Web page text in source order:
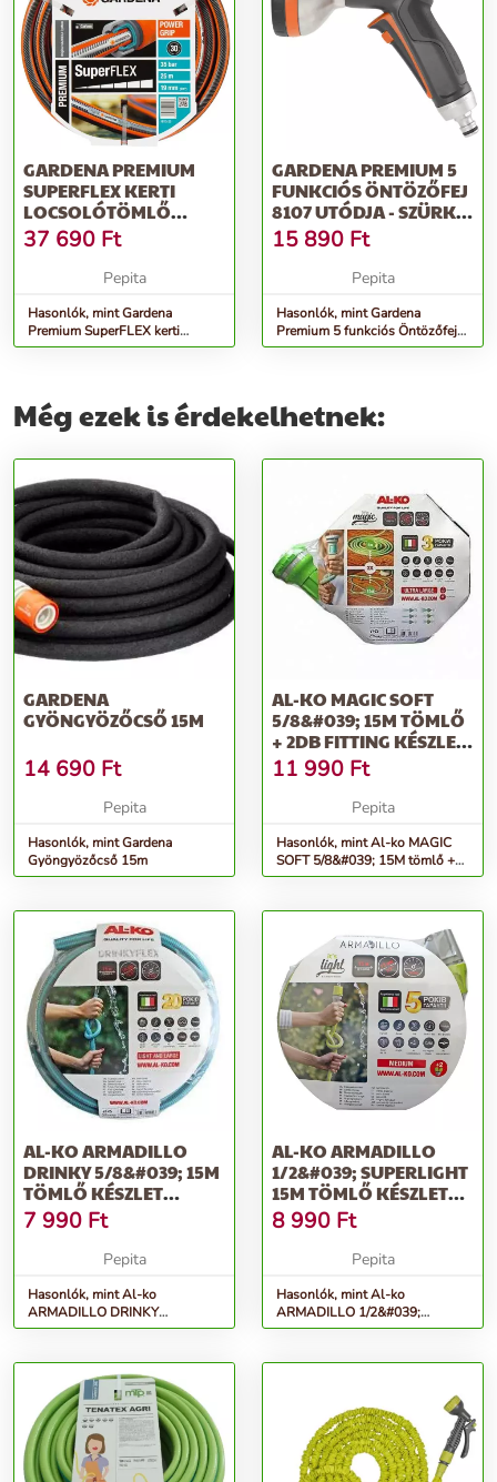
GARDENA PREMIUM
SUPERFLEX KERTI
LOCSOLÓTÖMLŐ
3/4&QUOT; 25 M
37 690 Ft
Pepita
Hasonlók, mint Gardena
Premium SuperFLEX kerti
Locsolótömlő 3/4&quot; 25 M
GARDENA PREMIUM 5
FUNKCIÓS ÖNTÖZŐFEJ
8107 UTÓDJA - SZÜRKE-
NARANCS
15 890 Ft
Pepita
Hasonlók, mint Gardena
Premium 5 funkciós Öntözőfej
8107 utódja - szürke-narancs
Még ezek is érdekelhetnek:
GARDENA
GYÖNGYÖZŐCSŐ 15M
14 690 Ft
Pepita
Hasonlók, mint Gardena
Gyöngyözőcső 15m
AL-KO MAGIC SOFT
5/8&#039; 15M TÖMLŐ
+ 2DB FITTING KÉSZLET
EREJÉIG
11 990 Ft
Pepita
Hasonlók, mint Al-ko MAGIC
SOFT 5/8&#039; 15M tömlő +
2db fitting készlet erejéig
AL-KO ARMADILLO
DRINKY 5/8&#039; 15M
TÖMLŐ KÉSZLET
EREJÉIG
7 990 Ft
Pepita
Hasonlók, mint Al-ko
ARMADILLO DRINKY
5/8&#039; 15M tömlő készlet
AL-KO ARMADILLO
1/2&#039; SUPERLIGHT
15M TÖMLŐ KÉSZLET
EREJÉIG
8 990 Ft
Pepita
Hasonlók, mint Al-ko
ARMADILLO 1/2&#039;
Superlight 15M tömlő készlet